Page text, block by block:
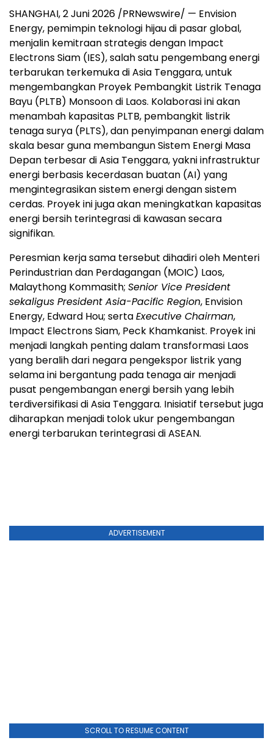
SHANGHAI, 2 Juni 2026 /PRNewswire/ — Envision
Energy, pemimpin teknologi hijau di pasar global,
menjalin kemitraan strategis dengan Impact
Electrons Siam (IES), salah satu pengembang energi
terbarukan terkemuka di Asia Tenggara, untuk
mengembangkan Proyek Pembangkit Listrik Tenaga
Bayu (PLTB) Monsoon di Laos. Kolaborasi ini akan
menambah kapasitas PLTB, pembangkit listrik
tenaga surya (PLTS), dan penyimpanan energi dalam
skala besar guna membangun Sistem Energi Masa
Depan terbesar di Asia Tenggara, yakni infrastruktur
energi berbasis kecerdasan buatan (AI) yang
mengintegrasikan sistem energi dengan sistem
cerdas. Proyek ini juga akan meningkatkan kapasitas
energi bersih terintegrasi di kawasan secara
signifikan.
Peresmian kerja sama tersebut dihadiri oleh Menteri
Perindustrian dan Perdagangan (MOIC) Laos,
Malaythong Kommasith; Senior Vice President
sekaligus President Asia-Pacific Region, Envision
Energy, Edward Hou; sertaExecutive Chairman,
Impact Electrons Siam, Peck Khamkanist. Proyek ini
menjadi langkah penting dalam transformasi Laos
yang beralih dari negara pengekspor listrik yang
selama ini bergantung pada tenaga air menjadi
pusat pengembangan energi bersih yang lebih
terdiversifikasi di Asia Tenggara. Inisiatif tersebut juga
diharapkan menjadi tolok ukur pengembangan
energi terbarukan terintegrasi di ASEAN.
ADVERTISEMENT
SCROLL TO RESUME CONTENT